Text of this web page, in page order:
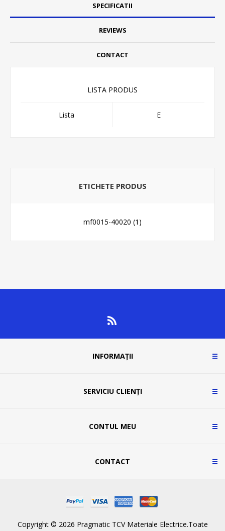
SPECIFICATII
REVIEWS
CONTACT
LISTA PRODUS
Lista E
ETICHETE PRODUS
mf0015-40020 (1)
INFORMAȚII
SERVICIU CLIENȚI
CONTUL MEU
CONTACT
Copyright © 2026 Pragmatic TCV Materiale Electrice.Toate